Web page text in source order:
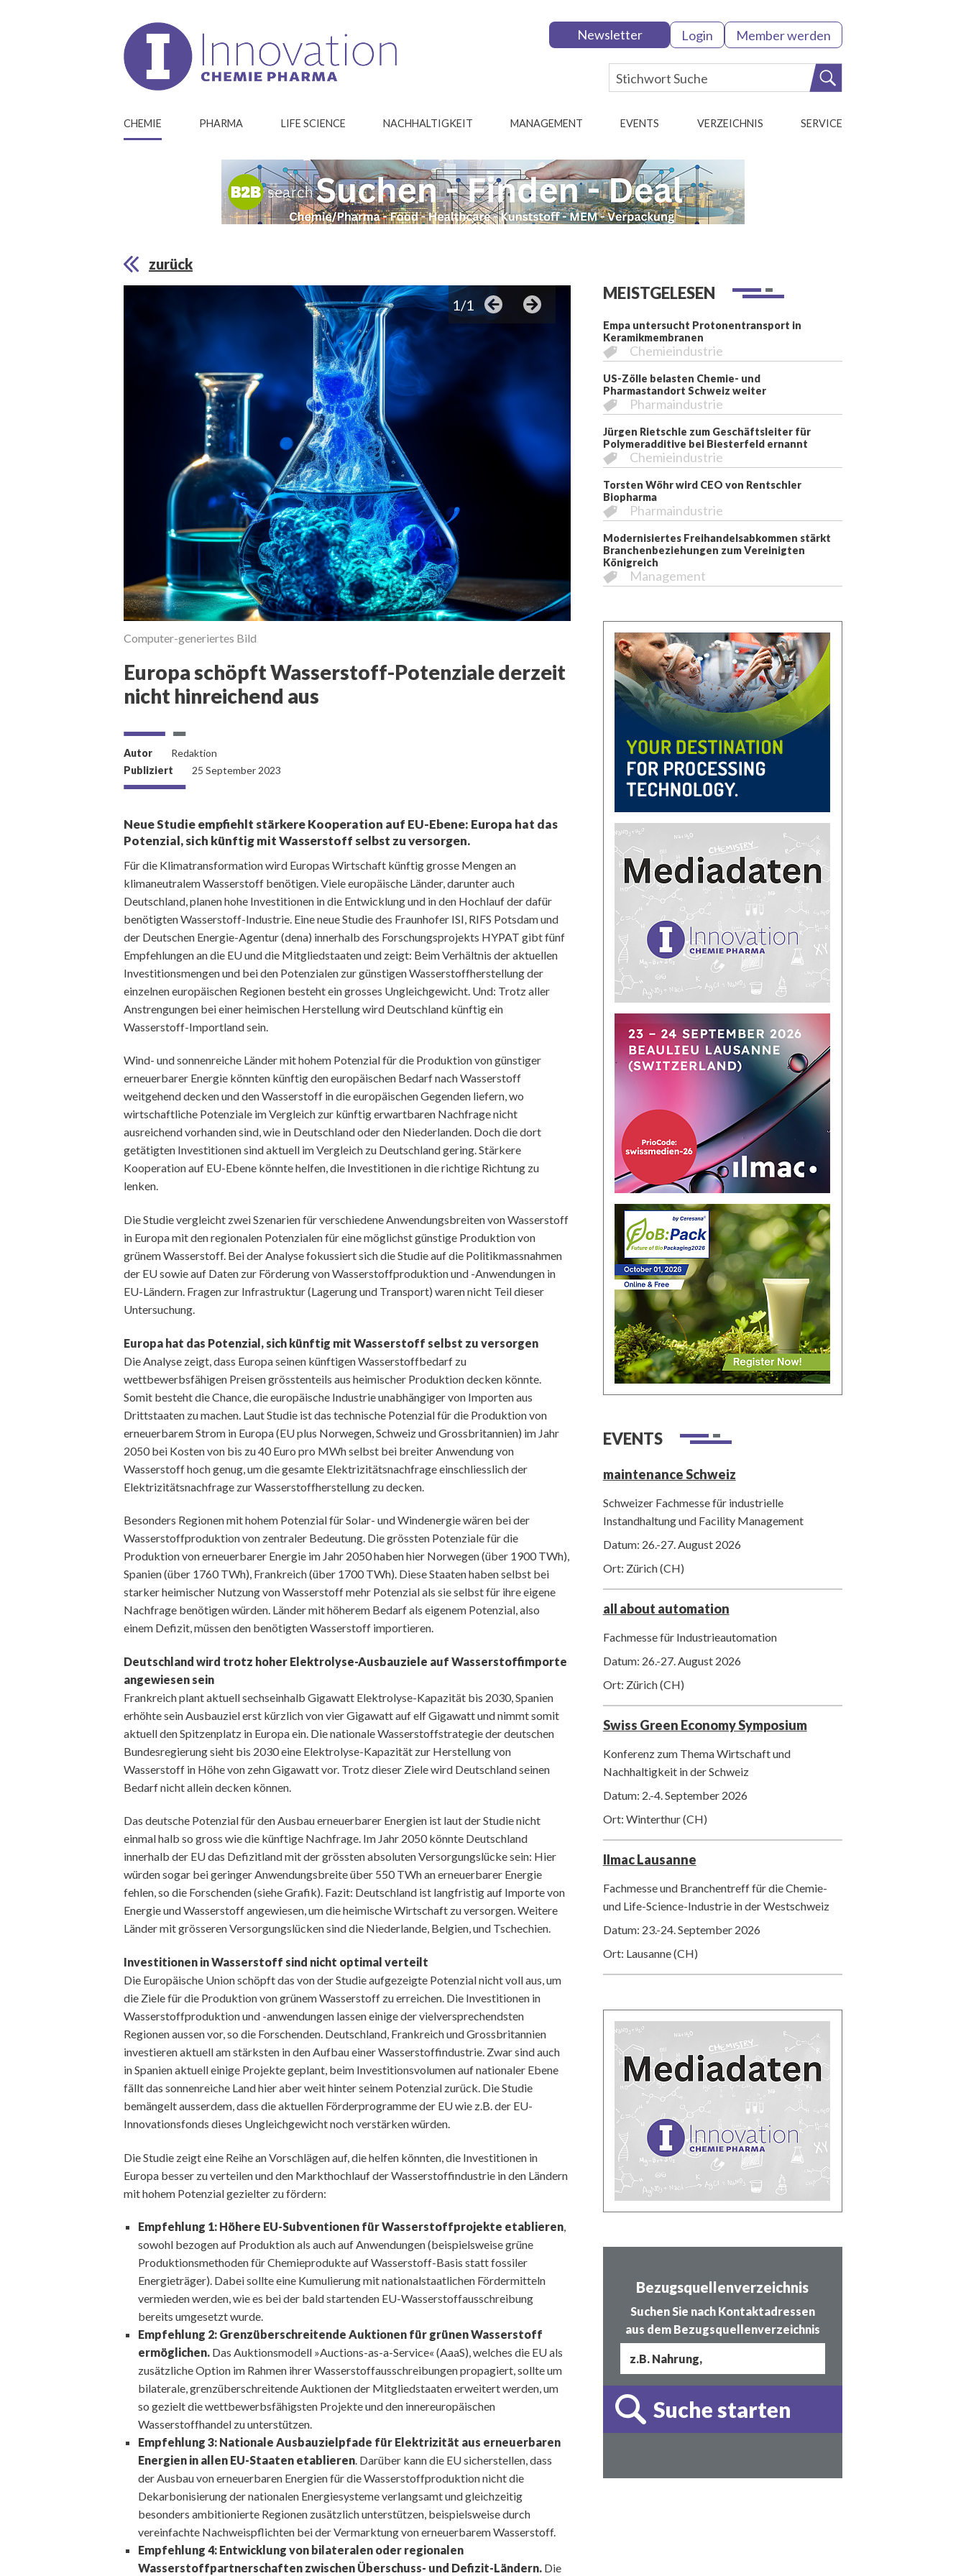
Newsletter Login Member werden
CHEMIE PHARMA LIFE SCIENCE NACHHALTIGKEIT MANAGEMENT EVENTS VERZEICHNIS SERVICE
zurück
Computer-generiertes Bild
1/1
Europa schöpft Wasserstoff-Potenziale derzeit
nicht hinreichend aus
Autor
Redaktion
Publiziert
25 September 2023
Neue Studie empfiehlt stärkere Kooperation auf EU-Ebene: Europa hat das
Potenzial, sich künftig mit Wasserstoff selbst zu versorgen.
Für die Klimatransformation wird Europas Wirtschaft künftig grosse Mengen an
klimaneutralem Wasserstoff benötigen. Viele europäische Länder, darunter auch
Deutschland, planen hohe Investitionen in die Entwicklung und in den Hochlauf der dafür
benötigten Wasserstoff-Industrie. Eine neue Studie des Fraunhofer ISI, RIFS Potsdam und
der Deutschen Energie-Agentur (dena) innerhalb des Forschungsprojekts HYPAT gibt fünf
Empfehlungen an die EU und die Mitgliedstaaten und zeigt: Beim Verhältnis der aktuellen
Investitionsmengen und bei den Potenzialen zur günstigen Wasserstoffherstellung der
einzelnen europäischen Regionen besteht ein grosses Ungleichgewicht. Und: Trotz aller
Anstrengungen bei einer heimischen Herstellung wird Deutschland künftig ein
Wasserstoff-Importland sein.
Wind- und sonnenreiche Länder mit hohem Potenzial für die Produktion von günstiger
erneuerbarer Energie könnten künftig den europäischen Bedarf nach Wasserstoff
weitgehend decken und den Wasserstoff in die europäischen Gegenden liefern, wo
wirtschaftliche Potenziale im Vergleich zur künftig erwartbaren Nachfrage nicht
ausreichend vorhanden sind, wie in Deutschland oder den Niederlanden. Doch die dort
getätigten Investitionen sind aktuell im Vergleich zu Deutschland gering. Stärkere
Kooperation auf EU-Ebene könnte helfen, die Investitionen in die richtige Richtung zu
lenken.
Die Studie vergleicht zwei Szenarien für verschiedene Anwendungsbreiten von Wasserstoff
in Europa mit den regionalen Potenzialen für eine möglichst günstige Produktion von
grünem Wasserstoff. Bei der Analyse fokussiert sich die Studie auf die Politikmassnahmen
der EU sowie auf Daten zur Förderung von Wasserstoffproduktion und -Anwendungen in
EU-Ländern. Fragen zur Infrastruktur (Lagerung und Transport) waren nicht Teil dieser
Untersuchung.
Europa hat das Potenzial, sich künftig mit Wasserstoff selbst zu versorgen
Die Analyse zeigt, dass Europa seinen künftigen Wasserstoffbedarf zu
wettbewerbsfähigen Preisen grösstenteils aus heimischer Produktion decken könnte.
Somit besteht die Chance, die europäische Industrie unabhängiger von Importen aus
Drittstaaten zu machen. Laut Studie ist das technische Potenzial für die Produktion von
erneuerbarem Strom in Europa (EU plus Norwegen, Schweiz und Grossbritannien) im Jahr
2050 bei Kosten von bis zu 40 Euro pro MWh selbst bei breiter Anwendung von
Wasserstoff hoch genug, um die gesamte Elektrizitätsnachfrage einschliesslich der
Elektrizitätsnachfrage zur Wasserstoffherstellung zu decken.
Besonders Regionen mit hohem Potenzial für Solar- und Windenergie wären bei der
Wasserstoffproduktion von zentraler Bedeutung. Die grössten Potenziale für die
Produktion von erneuerbarer Energie im Jahr 2050 haben hier Norwegen (über 1900 TWh),
Spanien (über 1760 TWh), Frankreich (über 1700 TWh). Diese Staaten haben selbst bei
starker heimischer Nutzung von Wasserstoff mehr Potenzial als sie selbst für ihre eigene
Nachfrage benötigen würden. Länder mit höherem Bedarf als eigenem Potenzial, also
einem Defizit, müssen den benötigten Wasserstoff importieren.
Deutschland wird trotz hoher Elektrolyse-Ausbauziele auf Wasserstoffimporte
angewiesen sein
Frankreich plant aktuell sechseinhalb Gigawatt Elektrolyse-Kapazität bis 2030, Spanien
erhöhte sein Ausbauziel erst kürzlich von vier Gigawatt auf elf Gigawatt und nimmt somit
aktuell den Spitzenplatz in Europa ein. Die nationale Wasserstoffstrategie der deutschen
Bundesregierung sieht bis 2030 eine Elektrolyse-Kapazität zur Herstellung von
Wasserstoff in Höhe von zehn Gigawatt vor. Trotz dieser Ziele wird Deutschland seinen
Bedarf nicht allein decken können.
Das deutsche Potenzial für den Ausbau erneuerbarer Energien ist laut der Studie nicht
einmal halb so gross wie die künftige Nachfrage. Im Jahr 2050 könnte Deutschland
innerhalb der EU das Defizitland mit der grössten absoluten Versorgungslücke sein: Hier
würden sogar bei geringer Anwendungsbreite über 550 TWh an erneuerbarer Energie
fehlen, so die Forschenden (siehe Grafik). Fazit: Deutschland ist langfristig auf Importe von
Energie und Wasserstoff angewiesen, um die heimische Wirtschaft zu versorgen. Weitere
Länder mit grösseren Versorgungslücken sind die Niederlande, Belgien, und Tschechien.
Investitionen in Wasserstoff sind nicht optimal verteilt
Die Europäische Union schöpft das von der Studie aufgezeigte Potenzial nicht voll aus, um
die Ziele für die Produktion von grünem Wasserstoff zu erreichen. Die Investitionen in
Wasserstoffproduktion und -anwendungen lassen einige der vielversprechendsten
Regionen aussen vor, so die Forschenden. Deutschland, Frankreich und Grossbritannien
investieren aktuell am stärksten in den Aufbau einer Wasserstoffindustrie. Zwar sind auch
in Spanien aktuell einige Projekte geplant, beim Investitionsvolumen auf nationaler Ebene
fällt das sonnenreiche Land hier aber weit hinter seinem Potenzial zurück. Die Studie
bemängelt ausserdem, dass die aktuellen Förderprogramme der EU wie z.B. der EU-
Innovationsfonds dieses Ungleichgewicht noch verstärken würden.
Die Studie zeigt eine Reihe an Vorschlägen auf, die helfen könnten, die Investitionen in
Europa besser zu verteilen und den Markthochlauf der Wasserstoffindustrie in den Ländern
mit hohem Potenzial gezielter zu fördern:
Empfehlung 1: Höhere EU-Subventionen für Wasserstoffprojekte etablieren,
sowohl bezogen auf Produktion als auch auf Anwendungen (beispielsweise grüne
Produktionsmethoden für Chemieprodukte auf Wasserstoff-Basis statt fossiler
Energieträger). Dabei sollte eine Kumulierung mit nationalstaatlichen Fördermitteln
vermieden werden, wie es bei der bald startenden EU-Wasserstoffausschreibung
bereits umgesetzt wurde.
Empfehlung 2: Grenzüberschreitende Auktionen für grünen Wasserstoff
ermöglichen. Das Auktionsmodell »Auctions-as-a-Service« (AaaS), welches die EU als
zusätzliche Option im Rahmen ihrer Wasserstoffausschreibungen propagiert, sollte um
bilaterale, grenzüberschreitende Auktionen der Mitgliedstaaten erweitert werden, um
so gezielt die wettbewerbsfähigsten Projekte und den innereuropäischen
Wasserstoffhandel zu unterstützen.
Empfehlung 3: Nationale Ausbauzielpfade für Elektrizität aus erneuerbaren
Energien in allen EU-Staaten etablieren. Darüber kann die EU sicherstellen, dass
der Ausbau von erneuerbaren Energien für die Wasserstoffproduktion nicht die
Dekarbonisierung der nationalen Energiesysteme verlangsamt und gleichzeitig
besonders ambitionierte Regionen zusätzlich unterstützen, beispielsweise durch
vereinfachte Nachweispflichten bei der Vermarktung von erneuerbarem Wasserstoff.
Empfehlung 4: Entwicklung von bilateralen oder regionalen
Wasserstoffpartnerschaften zwischen Überschuss- und Defizit-Ländern. Die
MEISTGELESEN
Empa untersucht Protonentransport in
Keramikmembranen
Chemieindustrie
US-Zölle belasten Chemie- und
Pharmastandort Schweiz weiter
Pharmaindustrie
Jürgen Rietschle zum Geschäftsleiter für
Polymeradditive bei Biesterfeld ernannt
Chemieindustrie
Torsten Wöhr wird CEO von Rentschler
Biopharma
Pharmaindustrie
Modernisiertes Freihandelsabkommen stärkt
Branchenbeziehungen zum Vereinigten
Königreich
Management
EVENTS
maintenance Schweiz
Schweizer Fachmesse für industrielle
Instandhaltung und Facility Management
Datum: 26.-27. August 2026
Ort: Zürich (CH)
all about automation
Fachmesse für Industrieautomation
Datum: 26.-27. August 2026
Ort: Zürich (CH)
Swiss Green Economy Symposium
Konferenz zum Thema Wirtschaft und
Nachhaltigkeit in der Schweiz
Datum: 2.-4. September 2026
Ort: Winterthur (CH)
Ilmac Lausanne
Fachmesse und Branchentreff für die Chemie-
und Life-Science-Industrie in der Westschweiz
Datum: 23.-24. September 2026
Ort: Lausanne (CH)
Bezugsquellenverzeichnis
Suchen Sie nach Kontaktadressen
aus dem Bezugsquellenverzeichnis